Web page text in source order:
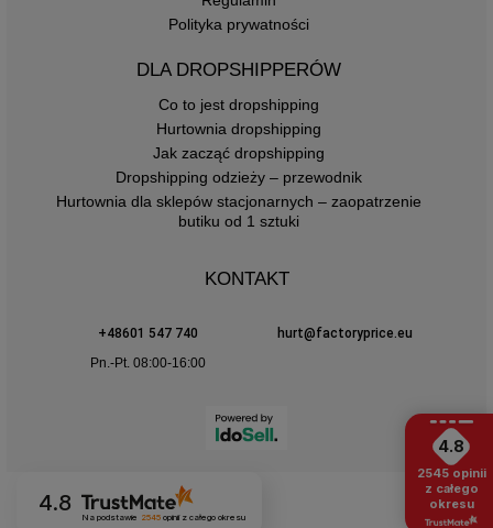
Polityka prywatności
DLA DROPSHIPPERÓW
Co to jest dropshipping
Hurtownia dropshipping
Jak zacząć dropshipping
Dropshipping odzieży – przewodnik
Hurtownia dla sklepów stacjonarnych – zaopatrzenie
butiku od 1 sztuki
KONTAKT
+48601 547 740
hurt@factoryprice.eu
Pn.-Pt. 08:00-16:00
4.8
Na podstawie 2545opinii z całego okresu
4.8
2545 opinii
z całego
okresu